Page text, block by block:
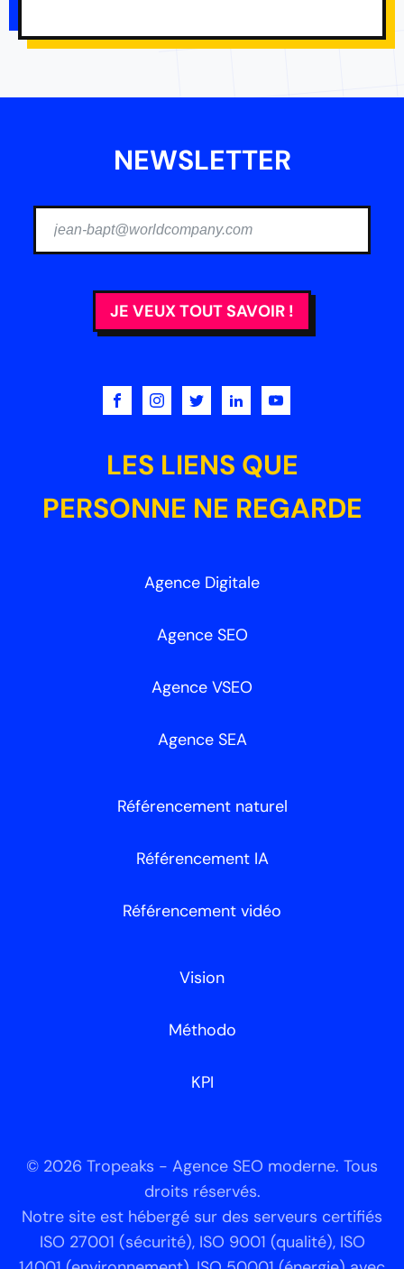
NEWSLETTER
JE VEUX TOUT SAVOIR !
LES LIENS QUE
PERSONNE NE REGARDE
Agence Digitale
Agence SEO
Agence VSEO
Agence SEA
Référencement naturel
Référencement IA
Référencement vidéo
Vision
Méthodo
KPI
© 2026 Tropeaks - Agence SEO moderne. Tous
droits réservés.
Notre site est hébergé sur des serveurs certifiés
ISO 27001 (sécurité), ISO 9001 (qualité), ISO